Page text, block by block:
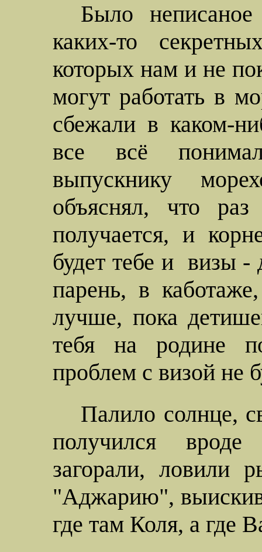
Было
каких-то
которых нам и не
могут работать в
сбежали в каком-
все всё
выпускнику
объяснял, что
получается, и
будет тебе и визы -
парень, в
лучше, пока
тебя на родине
проблем с визой не
Палило солнце,
получился
загорали, ловили
"Аджарию",
где там Коля, а где